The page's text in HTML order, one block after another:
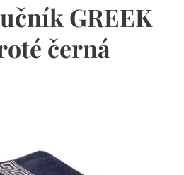
GREEK
černá